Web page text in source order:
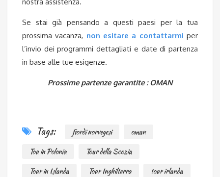
Se stai già pensando a questi paesi per la tua
prossima vacanza, non esitare a contattarmi per
l’invio dei programmi dettagliati e date di partenza
in base alle tue esigenze.
Prossime partenze garantite : OMAN
Tags: fiordi norvegesi
oman
Tou in Polonia
Tour della Scozia
Tour in Islanda
Tour Inghilterra
tour irlanda